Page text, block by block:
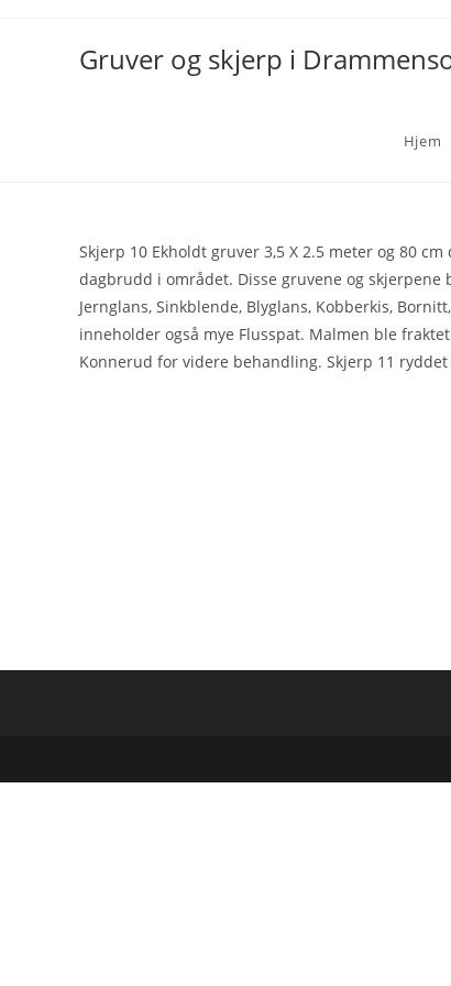
Gruver og skjerp i
Hjem
Skjerp 10 Ekholdt gruver 3,5 X 2.5 meter og 80
dagbrudd i området. Disse gruvene og
Jernglans, Sinkblende, Blyglans, Kobberkis,
inneholder også mye Flusspat. Malmen ble
Konnerud for videre behandling. Skjerp 11